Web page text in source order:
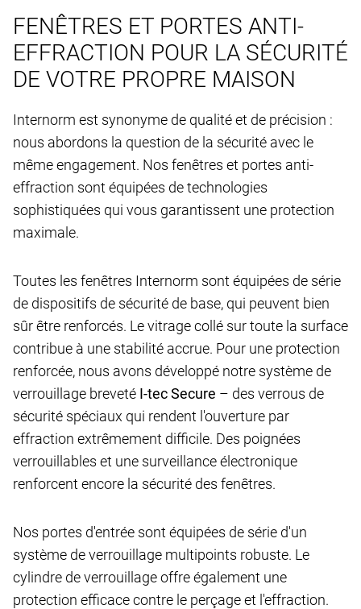
FENÊTRES ET PORTES ANTI-
EFFRACTION POUR LA SÉCURITÉ
DE VOTRE PROPRE MAISON
Internorm est synonyme de qualité et de précision :
nous abordons la question de la sécurité avec le
même engagement. Nos fenêtres et portes anti-
effraction sont équipées de technologies
sophistiquées qui vous garantissent une protection
maximale.
Toutes les fenêtres Internorm sont équipées de série
de dispositifs de sécurité de base, qui peuvent bien
sûr être renforcés. Le vitrage collé sur toute la surface
contribue à une stabilité accrue. Pour une protection
renforcée, nous avons développé notre système de
verrouillage breveté I-tec Secure – des verrous de
sécurité spéciaux qui rendent l'ouverture par
effraction extrêmement difficile. Des poignées
verrouillables et une surveillance électronique
renforcent encore la sécurité des fenêtres.
Nos portes d'entrée sont équipées de série d'un
système de verrouillage multipoints robuste. Le
cylindre de verrouillage offre également une
protection efficace contre le perçage et l'effraction.